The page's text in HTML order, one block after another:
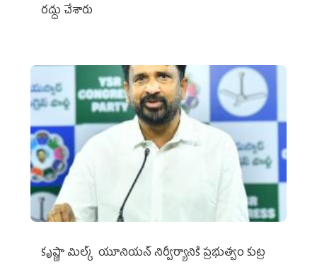
రద్దు చేశారు
కృష్ణా మిల్క్‌ యూనియన్‌ నిర్వీర్యానికి ప్రభుత్వం కుట్ర